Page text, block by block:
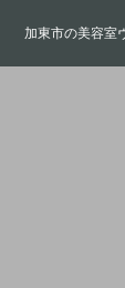
加東市の美容室